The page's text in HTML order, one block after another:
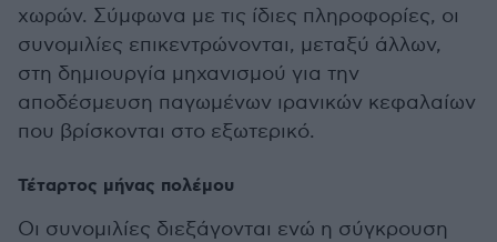
χωρών. Σύμφωνα με τις ίδιες πληροφορίες, οι
συνομιλίες επικεντρώνονται, μεταξύ άλλων,
στη δημιουργία μηχανισμού για την
αποδέσμευση παγωμένων ιρανικών κεφαλαίων
που βρίσκονται στο εξωτερικό.
Τέταρτος μήνας πολέμου
Οι συνομιλίες διεξάγονται ενώ η σύγκρουση